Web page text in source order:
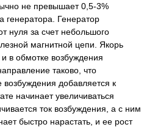
не превышает 0,5-3%
генератора. Генератор
нуля за счет небольшого
магнитной цепи. Якорь
в обмотке возбуждения
таково, что
добавляется к
начинает увеличиваться
ток возбуждения, а с ним
быстро нарастать, и ее рост